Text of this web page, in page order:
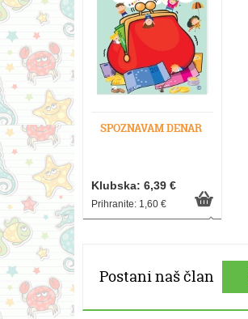
SPOZNAVAM DENAR
Klubska: 6,39 €
Prihranite: 1,60 €
Postani naš član